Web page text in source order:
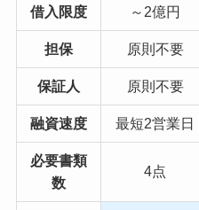
借入限度 ～2億円
担保 原則不要
保証人 原則不要
融資速度 最短2営業日
必要書類
数
4点